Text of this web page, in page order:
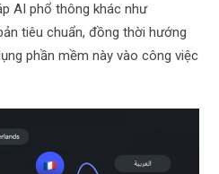
AI phổ thông khác như
tiêu chuẩn, đồng thời hướng
phần mềm này vào công việc